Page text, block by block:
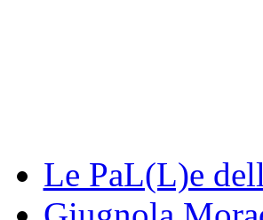
Le PaL(L)e